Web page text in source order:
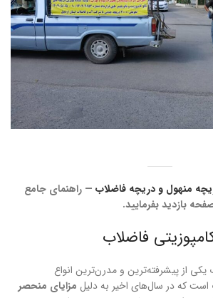
منهول و دریچه فاضلاب — راهنمای جامع
بازدید بفرمایید.
فاضلاب
یکی از پیشرفته‌ترین و مدرن‌ترین انواع
که در سال‌های اخیر به دلیل مزایای منحصر